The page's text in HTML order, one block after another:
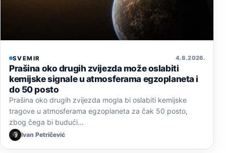
SVEMIR 4. 8. 2026.
Prašina oko drugih zvijezda može oslabiti
kemijske signale u atmosferama egzoplaneta i
do 50 posto
Prašina oko drugih zvijezda mogla bi oslabiti kemijske
tragove u atmosferama egzoplaneta za čak 50 posto,
zbog čega bi budući…
Ivan Petričević